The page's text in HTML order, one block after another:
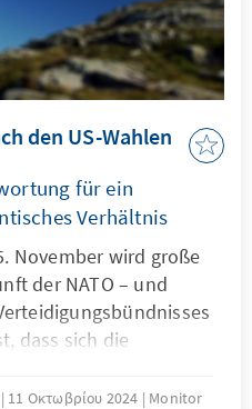
den US-Wahlen
für ein
Verhältnis
November wird große
der NATO – und
dass sich die
kriegerischen
11 Οκτωβρίου 2024 Monitor